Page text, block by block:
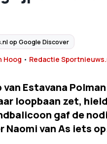
op Google Discover
Hoog • Redactie
van Estavana
loopbaan zet,
gaf de
van As iets